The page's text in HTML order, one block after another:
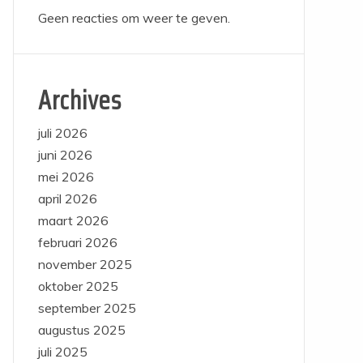
Geen reacties om weer te geven.
Archives
juli 2026
juni 2026
mei 2026
april 2026
maart 2026
februari 2026
november 2025
oktober 2025
september 2025
augustus 2025
juli 2025